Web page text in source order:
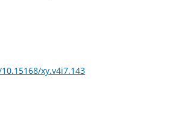
xy.v4i7.143